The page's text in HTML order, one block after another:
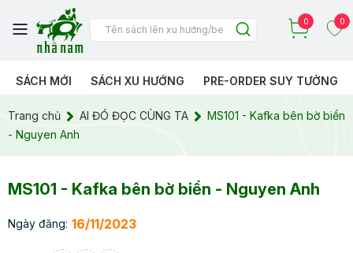
0 0
SÁCH MỚI SÁCH XU HƯỚNG PRE-ORDER SUY TƯỞNG
Trang chủ AI ĐÓ ĐỌC CÙNG TA
MS101 - Kafka bên bờ biển
- Nguyen Anh
MS101 - Kafka bên bờ biển - Nguyen Anh
Ngày đăng: 16/11/2023